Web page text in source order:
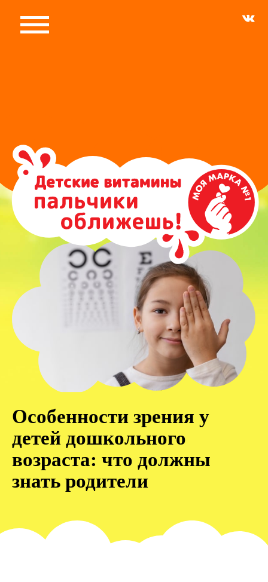
Особенности зрения у
детей дошкольного
возраста: что должны
знать родители